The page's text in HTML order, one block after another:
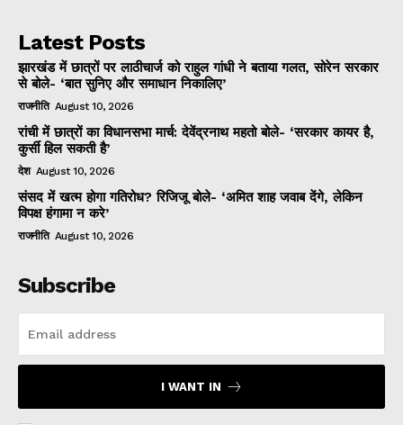
Latest Posts
झारखंड में छात्रों पर लाठीचार्ज को राहुल गांधी ने बताया गलत, सोरेन सरकार
से बोले- ‘बात सुनिए और समाधान निकालिए’
राजनीति August 10, 2026
रांची में छात्रों का विधानसभा मार्च: देवेंद्रनाथ महतो बोले- ‘सरकार कायर है,
कुर्सी हिल सकती है’
देश August 10, 2026
संसद में खत्म होगा गतिरोध? रिजिजू बोले- ‘अमित शाह जवाब देंगे, लेकिन
विपक्ष हंगामा न करे’
राजनीति August 10, 2026
Subscribe
I WANT IN